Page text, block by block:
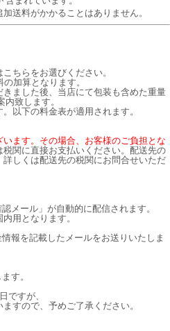
送料がかかることはありません。
ちらをお選びください。
加算となります。
ました後、当店にて包装も含めた重量
致します。
以下の料金表が適用されます。
ます。その場合、お客様のご負担とな
関に直接お支払いください。配送先の
しくは配送先の税関にお問合せいただ
メール」が自動的に配信されます。
用となります。
報を記載したメールをお送りいたしま
す。
ですが、
すので、予めご了承ください。